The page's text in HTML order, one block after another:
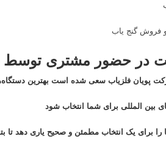
فروش گنج یاب
در حضور مشتری توسط
پویان فلزیاب سعی شده است بهترین
بین المللی برای شما انتخاب شود
را برای یک انتخاب مطمئن و صحیح یاری دهد